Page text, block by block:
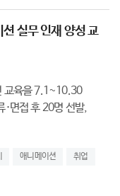
실무 인재 양성 교
교육을 7.1~10.30
애니메이션 취업